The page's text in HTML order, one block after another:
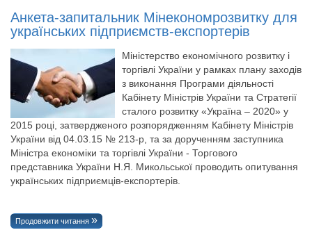
Анкета-запитальник Мінекономрозвитку для
українських підприємств-експортерів
Міністерство економічного розвитку і
торгівлі України у рамках плану заходів
з виконання Програми діяльності
Кабінету Міністрів України та Стратегії
сталого розвитку «Україна – 2020» у
2015 році, затвердженого розпорядженням Кабінету Міністрів
України від 04.03.15 № 213-р, та за дорученням заступника
Міністра економіки та торгівлі України - Торгового
представника України Н.Я. Микольської проводить опитування
українських підприємців-експортерів.
Продовжити читання